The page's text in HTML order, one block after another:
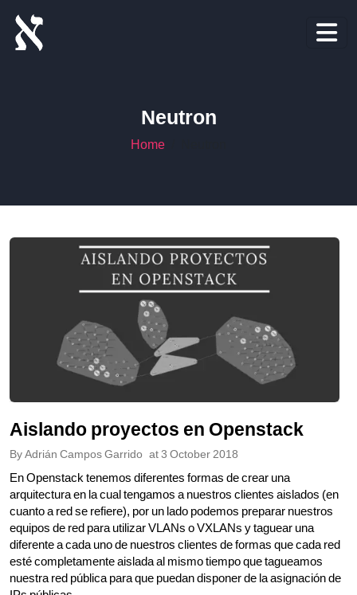
Neutron
Home
Aislando proyectos en Openstack
ByAdrián Campos Garrido at3 October 2018
En Openstack tenemos diferentes formas de crear una
arquitectura en la cual tengamos a nuestros clientes aislados (en
cuanto a red se refiere), por un lado podemos preparar nuestros
equipos de red para utilizar VLANs o VXLANs y taguear una
diferente a cada uno de nuestros clientes de formas que cada red
esté completamente aislada al mismo tiempo que tagueamos
nuestra red pública para que puedan disponer de la asignación de